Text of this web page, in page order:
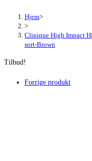
Hjem>
>
Clinique High Impact
sort-Brown
Tilbud!
Forrige produkt